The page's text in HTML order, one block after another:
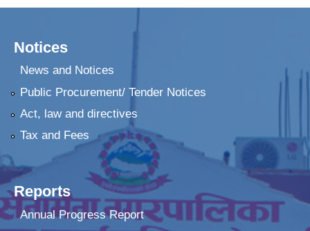
Notices
News and Notices
Public Procurement/ Tender Notices
Act, law and directives
Tax and Fees
Reports
Annual Progress Report